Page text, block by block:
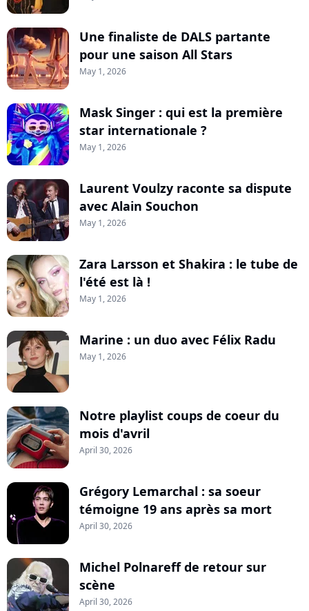
Une finaliste de DALS partante
pour une saison All Stars
May 1, 2026
Mask Singer : qui est la première
star internationale ?
May 1, 2026
Laurent Voulzy raconte sa dispute
avec Alain Souchon
May 1, 2026
Zara Larsson et Shakira : le tube de
l'été est là !
May 1, 2026
Marine : un duo avec Félix Radu
May 1, 2026
Notre playlist coups de coeur du
mois d'avril
April 30, 2026
Grégory Lemarchal : sa soeur
témoigne 19 ans après sa mort
April 30, 2026
Michel Polnareff de retour sur
scène
April 30, 2026